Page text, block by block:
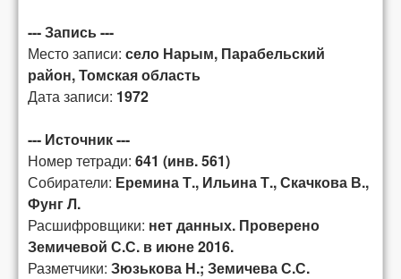
--- Запись ---
Место записи: село Нарым, Парабельский
район, Томская область
Дата записи: 1972
--- Источник ---
Номер тетради: 641 (инв. 561)
Собиратели: Еремина Т., Ильина Т., Скачкова В.,
Фунг Л.
Расшифровщики: нет данных. Проверено
Земичевой С.С. в июне 2016.
Разметчики: Зюзькова Н.; Земичева С.С.